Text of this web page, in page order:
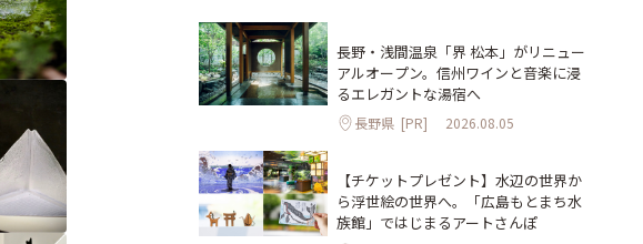
長野・浅間温泉「界 松本」がリニュー
アルオープン。信州ワインと音楽に浸
るエレガントな湯宿へ
長野県 [PR] 2026.08.05
【チケットプレゼント】水辺の世界か
ら浮世絵の世界へ。「広島もとまち水
族館」ではじまるアートさんぽ